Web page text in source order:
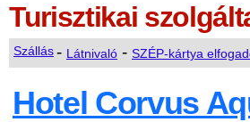
Turisztikai
Szállás- Látnivaló - SZÉP-kártya
Hotel Corvus